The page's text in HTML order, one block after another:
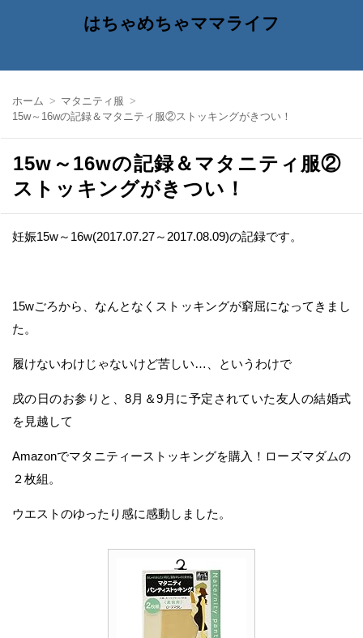
はちゃめちゃママライフ
ホーム
マタニティ服
15w～16wの記録＆マタニティ服②ストッキングがきつい！
15w～16wの記録＆マタニティ服②
ストッキングがきつい！
妊娠15w～16w(2017.07.27～2017.08.09)の記録です。
15wごろから、なんとなくストッキングが窮屈になってきまし
た。
履けないわけじゃないけど苦しい…、というわけで
戌の日のお参りと、8月＆9月に予定されていた友人の結婚式
を見越して
Amazonでマタニティーストッキングを購入！ローズマダムの
２枚組。
ウエストのゆったり感に感動しました。